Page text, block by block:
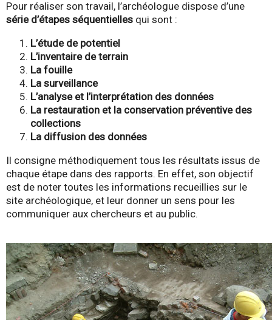
Pour réaliser son travail, l’archéologue dispose d’une
série d’étapes séquentielles qui sont :
L’étude de potentiel
L’inventaire de terrain
La fouille
La surveillance
L’analyse et l’interprétation des données
La restauration et la conservation préventive des
collections
La diffusion des données
Il consigne méthodiquement tous les résultats issus de
chaque étape dans des rapports. En effet, son objectif
est de noter toutes les informations recueillies sur le
site archéologique, et leur donner un sens pour les
communiquer aux chercheurs et au public.